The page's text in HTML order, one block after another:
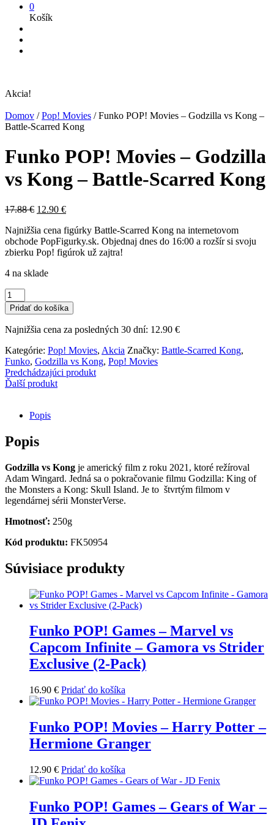
0
Košík
Akcia!
Domov / Pop! Movies /Funko POP! Movies – Godzilla vs Kong –
Battle-Scarred Kong
Funko POP! Movies – Godzilla
vs Kong – Battle-Scarred Kong
17.88€ Pôvodná
bola:
17.88 €.
12.90 €Aktuálna
je:
12.90 €.
Najnižšia cena figúrky Battle-Scarred Kong na internetovom
obchode PopFigurky.sk. Objednaj dnes do 16:00 a rozšír si svoju
zbierku Pop! figúrok už zajtra!
4 na sklade
množstvo
Funko
POP!
Movies
Godzilla
vs
Kong
-
Kong
Pridať do košíka
Najnižšia cena za posledných 30 dní: 12.90 €
Kategórie: Pop! Movies, Akcia Značky: Battle-Scarred Kong,
Funko, Godzilla vs Kong, Pop! Movies
Predchádzajúci produkt
Ďalší produkt
Popis
Popis
Godzilla vs Kong je americký film z roku 2021, ktoré režíroval
Adam Wingard. Jedná sa o pokračovanie filmu Godzilla: King of
the Monsters a Kong: Skull Island. Je to štvrtým filmom v
legendárnej sérii MonsterVerse.
Hmotnosť: 250g
Kód produktu: FK50954
Súvisiace produkty
Funko POP! Games – Marvel vs
Capcom Infinite – Gamora vs Strider
Exclusive (2-Pack)
16.90 € Pridať do košíka
Funko POP! Movies – Harry Potter –
Hermione Granger
12.90 € Pridať do košíka
Funko POP! Games – Gears of War –